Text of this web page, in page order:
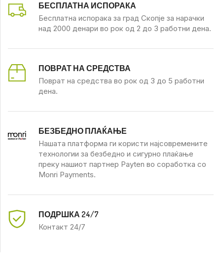
БЕСПЛАТНА ИСПОРАКА
Бесплатна испорака за град Скопје за нарачки
над 2000 денари во рок од 2 до 3 работни дена.
ПОВРАТ НА СРЕДСТВА
Поврат на средства во рок од 3 до 5 работни
дена.
БЕЗБЕДНО ПЛАЌАЊЕ
Нашата платформа ги користи најсовремените
технологии за безбедно и сигурно плаќање
преку нашиот партнер Payten во соработка со
Monri Payments.
ПОДРШКА 24/7
Контакт 24/7